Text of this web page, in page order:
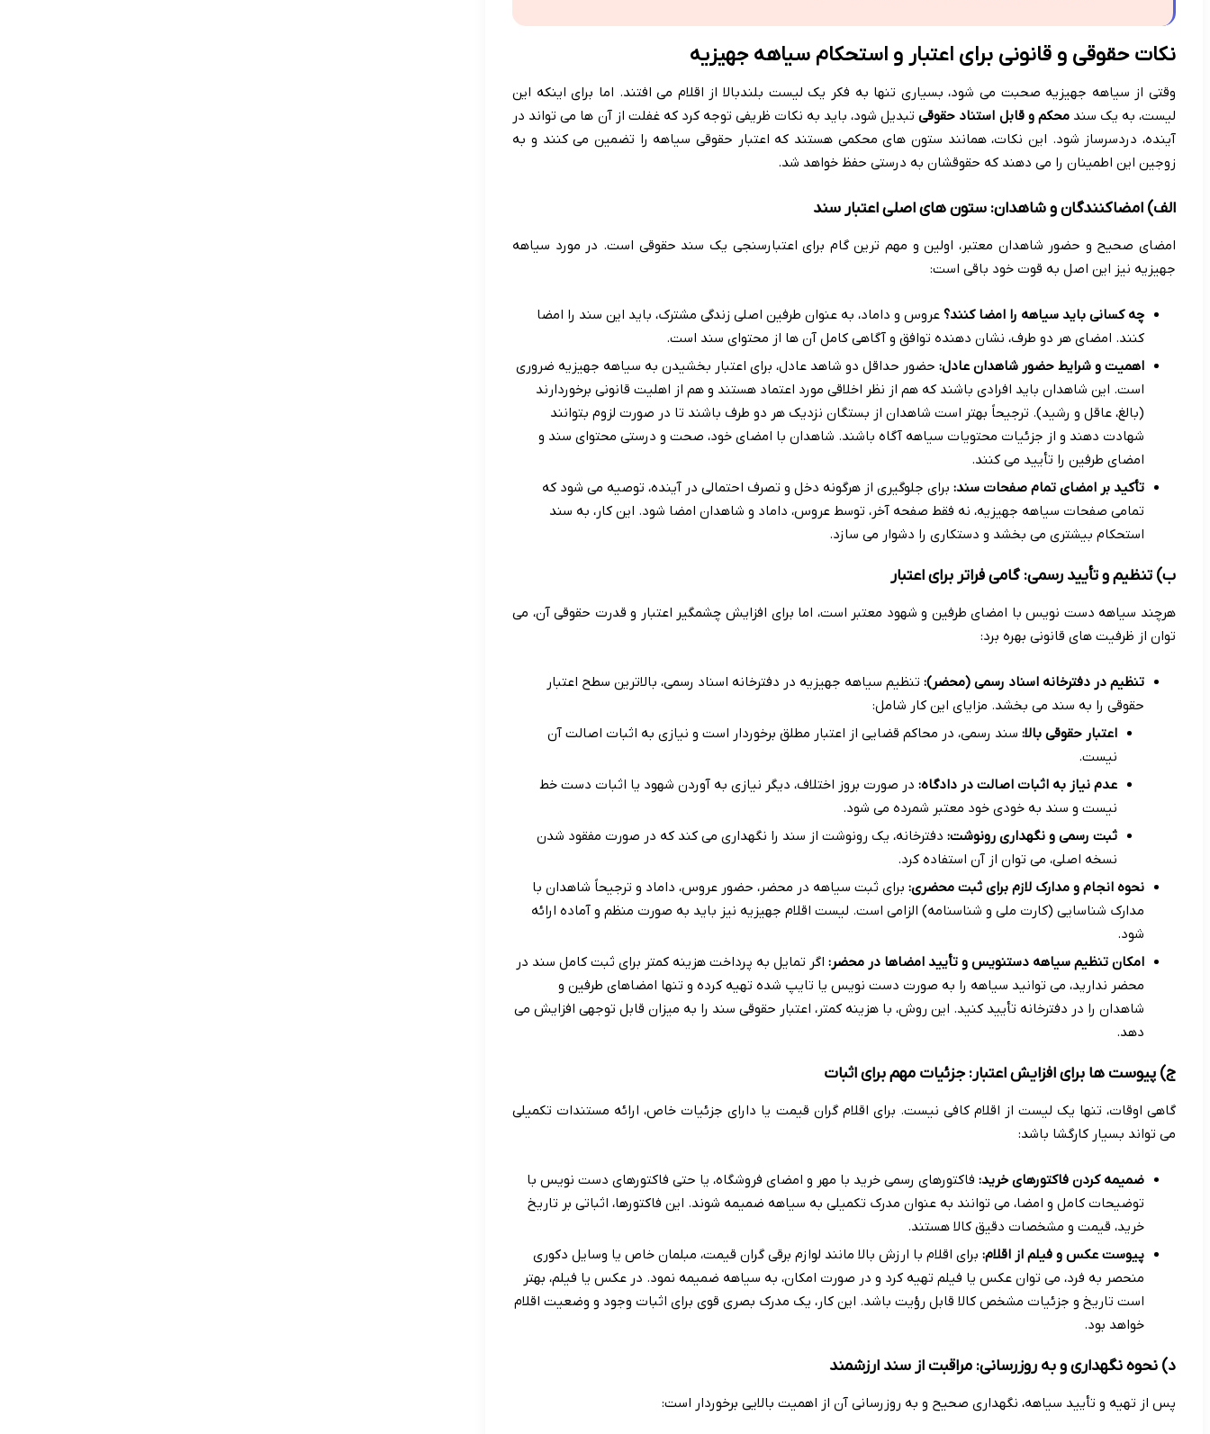
نکات حقوقی و قانونی برای اعتبار و استحکام سیاهه جهیزیه
وقتی از سیاهه جهیزیه صحبت می شود، بسیاری تنها به فکر یک لیست بلندبالا از اقلام می افتند. اما برای اینکه این
لیست، به یک سندمحکم و قابل استناد حقوقیتبدیل شود، باید به نکات ظریفی توجه کرد که غفلت از آن ها می تواند در
آینده، دردسرساز شود. این نکات، همانند ستون های محکمی هستند که اعتبار حقوقی سیاهه را تضمین می کنند و به
زوجین این اطمینان را می دهند که حقوقشان به درستی حفظ خواهد شد.
الف) امضاکنندگان و شاهدان: ستون های اصلی اعتبار سند
امضای صحیح و حضور شاهدان معتبر، اولین و مهم ترین گام برای اعتبارسنجی یک سند حقوقی است. در مورد سیاهه
جهیزیه نیز این اصل به قوت خود باقی است:
چه کسانی باید سیاهه را امضا کنند؟ عروس و داماد، به عنوان طرفین اصلی زندگی مشترک، باید این سند را امضا
کنند. امضای هر دو طرف، نشان دهنده توافق و آگاهی کامل آن ها از محتوای سند است.
اهمیت و شرایط حضور شاهدان عادل: حضور حداقل دو شاهد عادل، برای اعتبار بخشیدن به سیاهه جهیزیه ضروری
است. این شاهدان باید افرادی باشند که هم از نظر اخلاقی مورد اعتماد هستند و هم از اهلیت قانونی برخوردارند
(بالغ، عاقل و رشید). ترجیحاً بهتر است شاهدان از بستگان نزدیک هر دو طرف باشند تا در صورت لزوم بتوانند
شهادت دهند و از جزئیات محتویات سیاهه آگاه باشند. شاهدان با امضای خود، صحت و درستی محتوای سند و
امضای طرفین را تأیید می کنند.
تأکید بر امضای تمام صفحات سند: برای جلوگیری از هرگونه دخل و تصرف احتمالی در آینده، توصیه می شود که
تمامی صفحات سیاهه جهیزیه، نه فقط صفحه آخر، توسط عروس، داماد و شاهدان امضا شود. این کار، به سند
استحکام بیشتری می بخشد و دستکاری را دشوار می سازد.
ب) تنظیم و تأیید رسمی: گامی فراتر برای اعتبار
هرچند سیاهه دست نویس با امضای طرفین و شهود معتبر است، اما برای افزایش چشمگیر اعتبار و قدرت حقوقی آن، می
توان از ظرفیت های قانونی بهره برد:
تنظیم در دفترخانه اسناد رسمی (محضر): تنظیم سیاهه جهیزیه در دفترخانه اسناد رسمی، بالاترین سطح اعتبار
حقوقی را به سند می بخشد. مزایای این کار شامل:
اعتبار حقوقی بالا: سند رسمی، در محاکم قضایی از اعتبار مطلق برخوردار است و نیازی به اثبات اصالت آن
نیست.
عدم نیاز به اثبات اصالت در دادگاه: در صورت بروز اختلاف، دیگر نیازی به آوردن شهود یا اثبات دست خط
نیست و سند به خودی خود معتبر شمرده می شود.
ثبت رسمی و نگهداری رونوشت: دفترخانه، یک رونوشت از سند را نگهداری می کند که در صورت مفقود شدن
نسخه اصلی، می توان از آن استفاده کرد.
نحوه انجام و مدارک لازم برای ثبت محضری: برای ثبت سیاهه در محضر، حضور عروس، داماد و ترجیحاً شاهدان با
مدارک شناسایی (کارت ملی و شناسنامه) الزامی است. لیست اقلام جهیزیه نیز باید به صورت منظم و آماده ارائه
شود.
امکان تنظیم سیاهه دستنویس و تأیید امضاها در محضر: اگر تمایل به پرداخت هزینه کمتر برای ثبت کامل سند در
محضر ندارید، می توانید سیاهه را به صورت دست نویس یا تایپ شده تهیه کرده و تنها امضاهای طرفین و
شاهدان را در دفترخانه تأیید کنید. این روش، با هزینه کمتر، اعتبار حقوقی سند را به میزان قابل توجهی افزایش می
دهد.
ج) پیوست ها برای افزایش اعتبار: جزئیات مهم برای اثبات
گاهی اوقات، تنها یک لیست از اقلام کافی نیست. برای اقلام گران قیمت یا دارای جزئیات خاص، ارائه مستندات تکمیلی
می تواند بسیار کارگشا باشد:
ضمیمه کردن فاکتورهای خرید: فاکتورهای رسمی خرید با مهر و امضای فروشگاه، یا حتی فاکتورهای دست نویس با
توضیحات کامل و امضا، می توانند به عنوان مدرک تکمیلی به سیاهه ضمیمه شوند. این فاکتورها، اثباتی بر تاریخ
خرید، قیمت و مشخصات دقیق کالا هستند.
پیوست عکس و فیلم از اقلام: برای اقلام با ارزش بالا مانند لوازم برقی گران قیمت، مبلمان خاص یا وسایل دکوری
منحصر به فرد، می توان عکس یا فیلم تهیه کرد و در صورت امکان، به سیاهه ضمیمه نمود. در عکس یا فیلم، بهتر
است تاریخ و جزئیات مشخص کالا قابل رؤیت باشد. این کار، یک مدرک بصری قوی برای اثبات وجود و وضعیت اقلام
خواهد بود.
د) نحوه نگهداری و به روزرسانی: مراقبت از سند ارزشمند
پس از تهیه و تأیید سیاهه، نگهداری صحیح و به روزرسانی آن از اهمیت بالایی برخوردار است: